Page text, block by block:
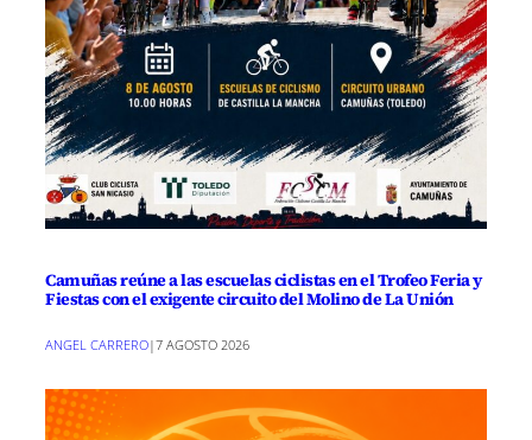
Camuñas reúne a las escuelas ciclistas en el Trofeo Feria y
Fiestas con el exigente circuito del Molino de La Unión
ANGEL CARRERO|7 AGOSTO 2026